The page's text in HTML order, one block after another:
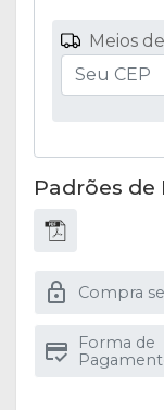
Meios
Padrões
Compra
Forma de